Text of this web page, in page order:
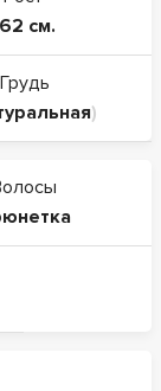
см.
Грудь
)